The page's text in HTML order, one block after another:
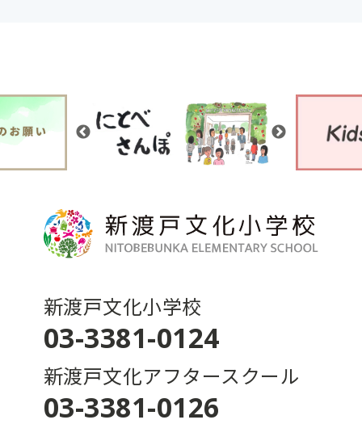
新渡戸文化小学校
03-3381-0124
新渡戸文化アフタースクール
03-3381-0126